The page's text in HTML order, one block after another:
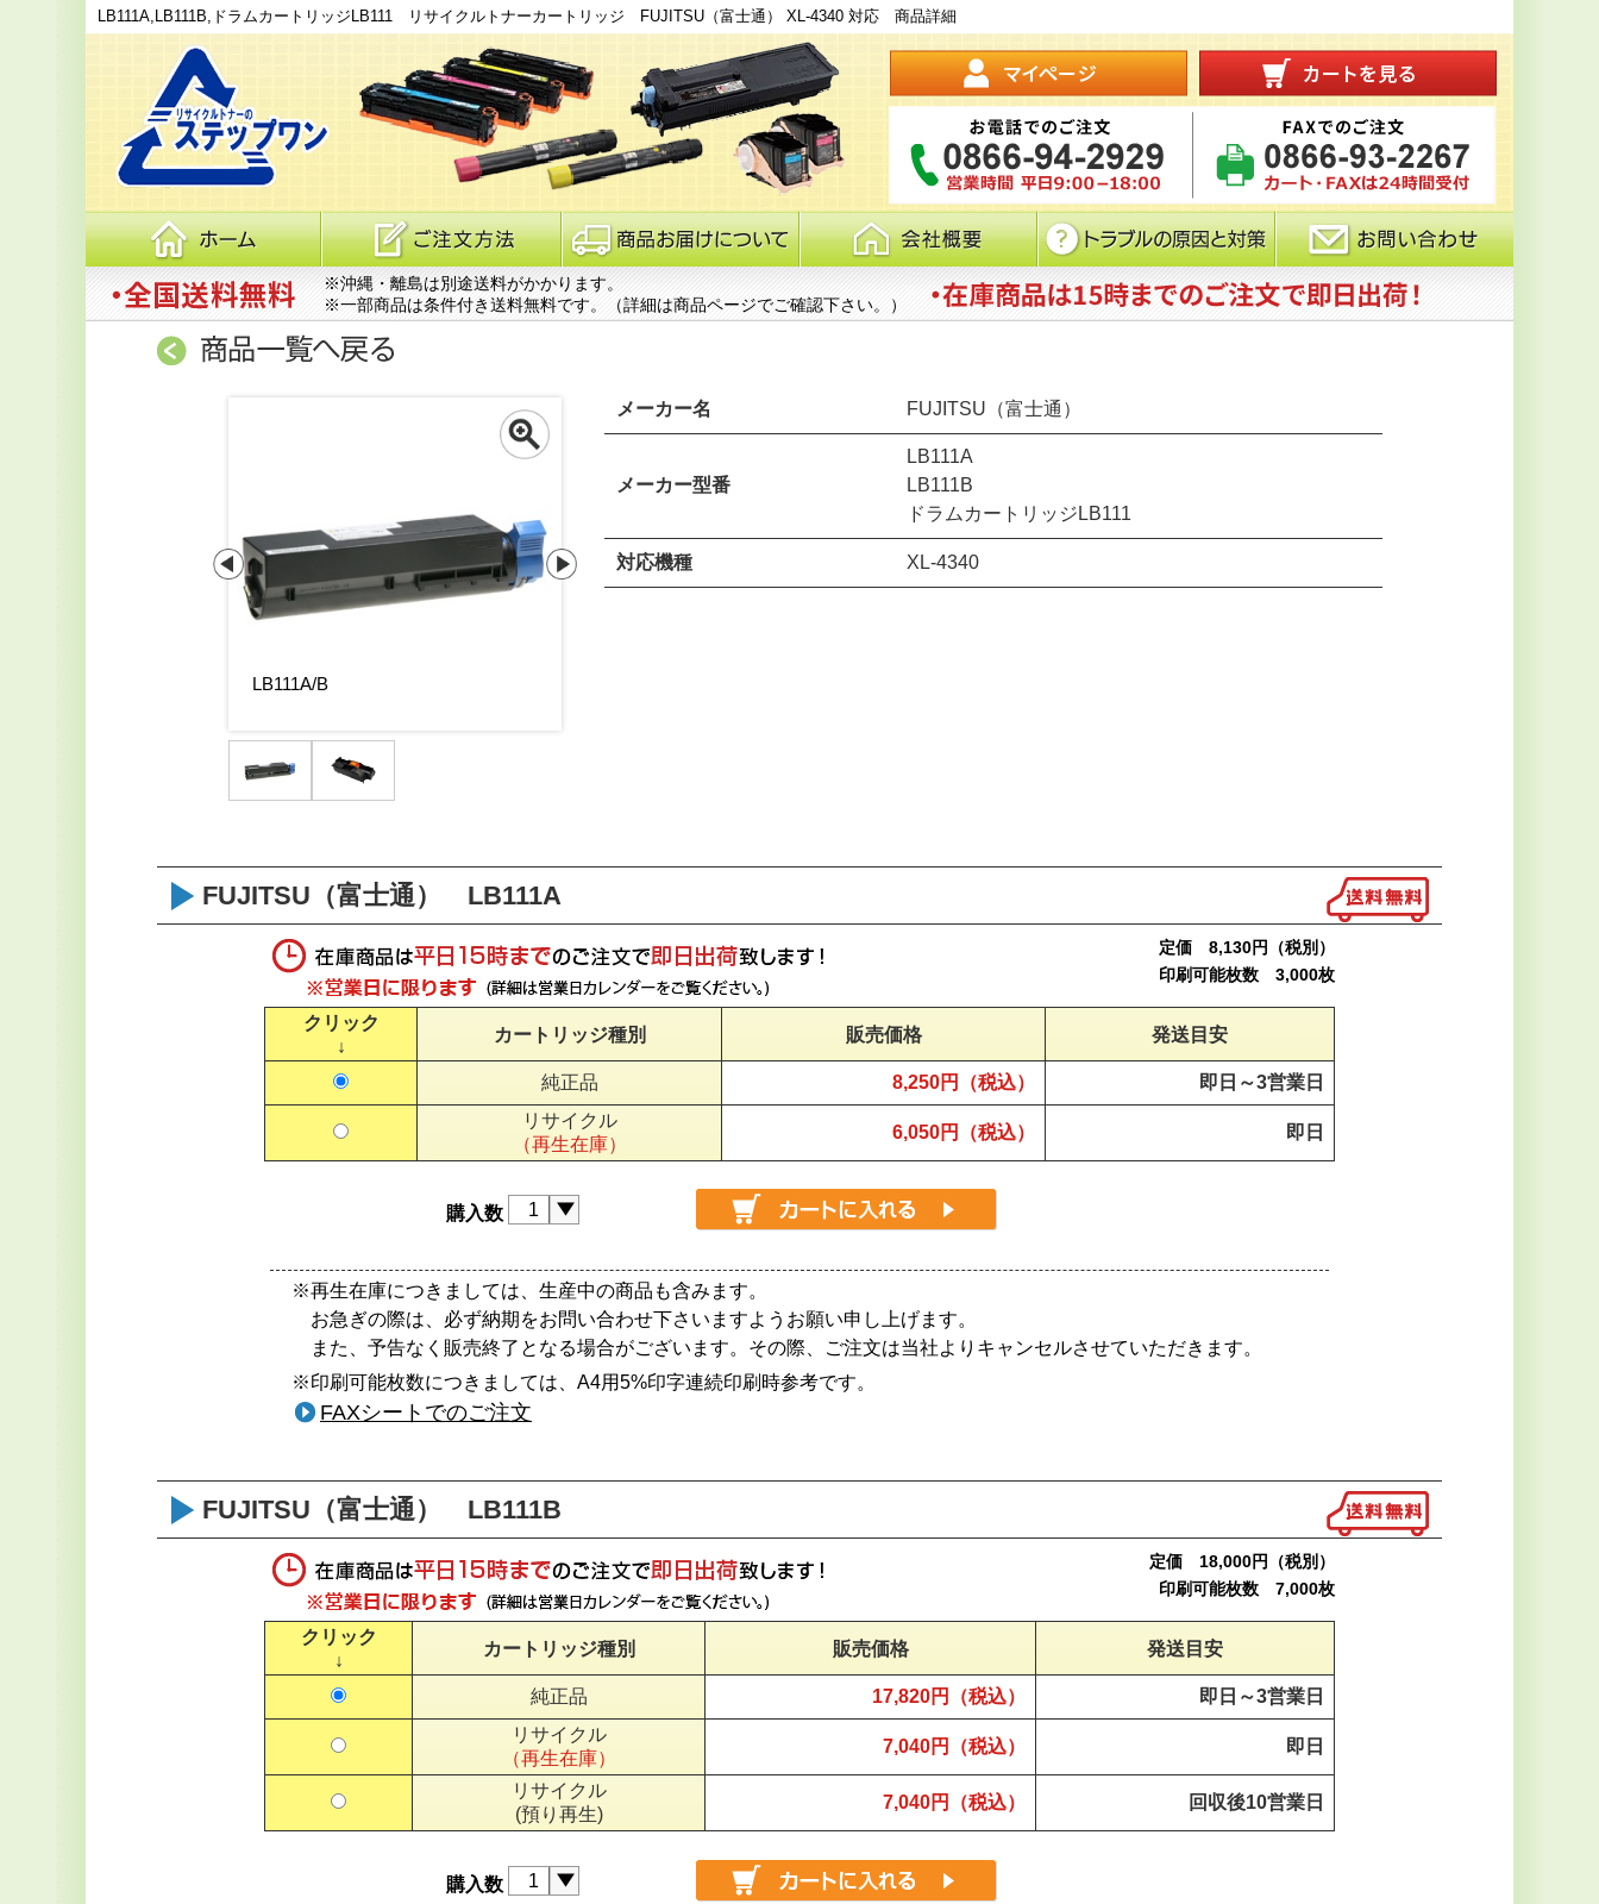
LB111A,LB111B,ドラムカートリッジLB111 リサイクルトナーカートリッジ FUJITSU（富士通） XL-4340 対応 商品詳細
※沖縄・離島は別途送料がかかります。
※一部商品は条件付き送料無料です。（詳細は商品ページでご確認下さい。）
LB111A/B
メーカー名 FUJITSU（富士通）
メーカー型番
LB111A
LB111B
ドラムカートリッジLB111
対応機種 XL-4340
FUJITSU（富士通） LB111A
定価 8,130円（税別）
印刷可能枚数 3,000枚
クリック
↓
カートリッジ種別 販売価格 発送目安
純正品 8,250円（税込） 即日～3営業日
リサイクル
（再生在庫）
6,050円（税込） 即日
購入数
※再生在庫につきましては、生産中の商品も含みます。
お急ぎの際は、必ず納期をお問い合わせ下さいますようお願い申し上げます。
また、予告なく販売終了となる場合がございます。その際、ご注文は当社よりキャンセルさせていただきます。
※印刷可能枚数につきましては、A4用5%印字連続印刷時参考です。
FAXシートでのご注文
FUJITSU（富士通） LB111B
定価 18,000円（税別）
印刷可能枚数 7,000枚
クリック
↓
カートリッジ種別 販売価格 発送目安
純正品 17,820円（税込） 即日～3営業日
リサイクル
（再生在庫）
7,040円（税込） 即日
リサイクル
(預り再生)
7,040円（税込） 回収後10営業日
購入数